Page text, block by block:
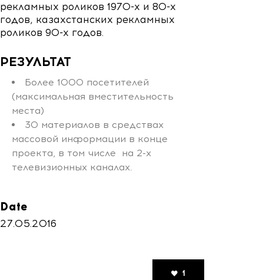
рекламных роликов 1970-х и 80-х
годов, казахстанских рекламных
роликов 90-х годов.
РЕЗУЛЬТАТ
Более 1000 посетителей
(максимальная вместительность
места)
30 материалов в средствах
массовой информации в конце
проекта, в том числе на 2-х
телевизионных каналах.
Date
27.05.2016
1